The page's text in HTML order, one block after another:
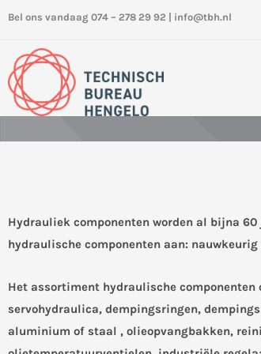
inhoud
Bel ons vandaag 074 – 278 29 92 info@tbh.nl
Hydrauliek componenten worden al bijna
hydraulische componenten aan:
Het assortiment hydraulische
servohydraulica, dempingsringen,
aluminium of staal , olieopvangbakken,